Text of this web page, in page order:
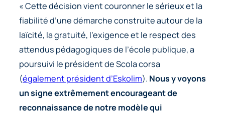
« Cette décision vient couronner le sérieux et la
fiabilité d’une démarche construite autour de la
laïcité, la gratuité, l’exigence et le respect des
attendus pédagogiques de l’école publique, a
poursuivi le président de Scola corsa
(également président d’Eskolim). Nous y voyons
un signe extrêmement encourageant de
reconnaissance de notre modèle qui